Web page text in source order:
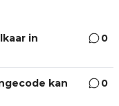
in
0
kan
0